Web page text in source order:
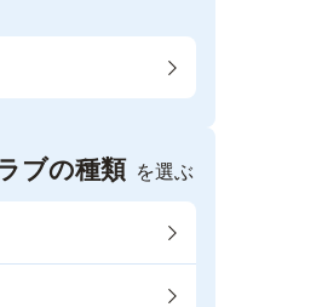
ブの種類 を選ぶ